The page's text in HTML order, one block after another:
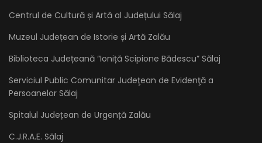
Centrul de Cultură și Artă al Județului Sălaj
Muzeul Județean de Istorie și Artă Zalău
Biblioteca Județeană “Ioniță Scipione Bădescu” Sălaj
Serviciul Public Comunitar Judeţean de Evidenţă a
Persoanelor Sălaj
Spitalul Județean de Urgență Zalău
C.J.R.A.E. Sălaj